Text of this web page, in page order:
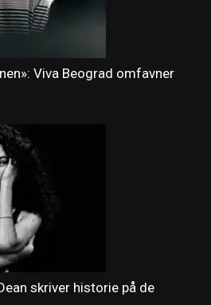
Viva Beograd omfavner
skriver historie på de